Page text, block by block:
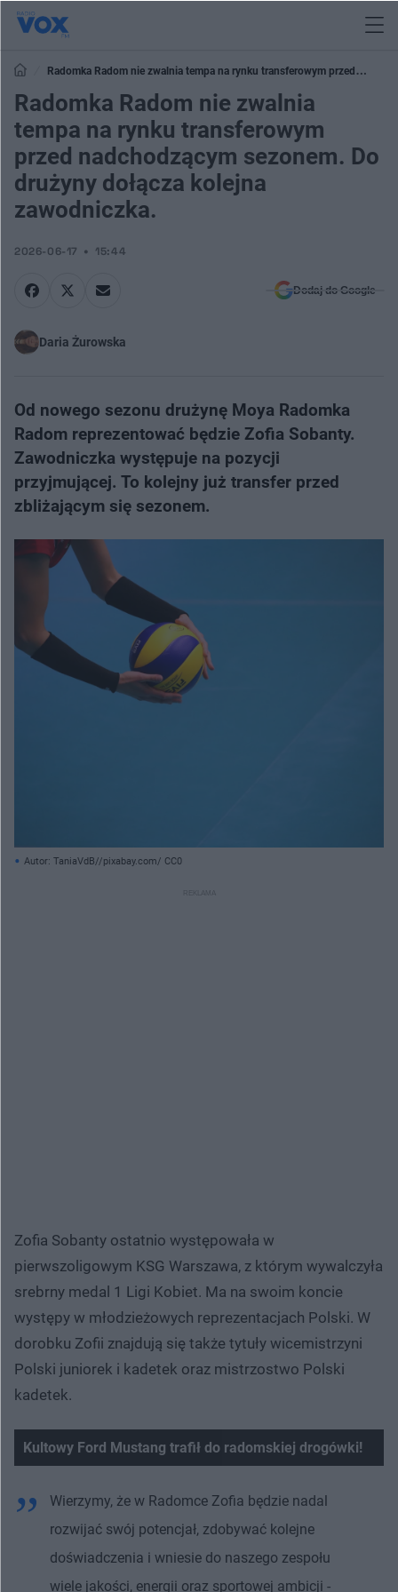
Radomka Radom nie zwalnia tempa na rynku transferowym przed
nadchodzącym sezonem. Do drużyny dołącza kolejna zawodniczka.
Radomka Radom nie zwalnia
tempa na rynku transferowym
przed nadchodzącym sezonem. Do
drużyny dołącza kolejna
zawodniczka.
2026-06-17 15:44
Dodaj do Google
Daria Żurowska
Od nowego sezonu drużynę Moya Radomka
Radom reprezentować będzie Zofia Sobanty.
Zawodniczka występuje na pozycji
przyjmującej. To kolejny już transfer przed
zbliżającym się sezonem.
Autor: TaniaVdB//pixabay.com/ CC0
Zofia Sobanty ostatnio występowała w
pierwszoligowym KSG Warszawa, z którym wywalczyła
srebrny medal 1 Ligi Kobiet. Ma na swoim koncie
występy w młodzieżowych reprezentacjach Polski. W
dorobku Zofii znajdują się także tytuły wicemistrzyni
Polski juniorek i kadetek oraz mistrzostwo Polski
kadetek.
Kultowy Ford Mustang trafił do radomskiej drogówki!
Spróbuj ponownie
Wierzymy, że w Radomce Zofia będzie nadal
rozwijać swój potencjał, zdobywać kolejne
doświadczenia i wniesie do naszego zespołu
wiele jakości, energii oraz sportowej ambicji -